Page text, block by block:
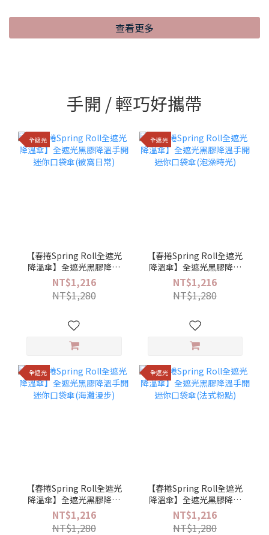
查看更多
手開 / 輕巧好攜帶
全遮光
【春捲Spring Roll全遮光
降溫傘】全遮光黑膠降溫
手開迷你口袋傘(被窩日常)
NT$1,216
NT$1,280
全遮光
【春捲Spring Roll全遮光
降溫傘】全遮光黑膠降溫
手開迷你口袋傘(泡澡時光)
NT$1,216
NT$1,280
全遮光
【春捲Spring Roll全遮光
降溫傘】全遮光黑膠降溫
手開迷你口袋傘(海灘漫步)
NT$1,216
NT$1,280
全遮光
【春捲Spring Roll全遮光
降溫傘】全遮光黑膠降溫
手開迷你口袋傘(法式粉點)
NT$1,216
NT$1,280